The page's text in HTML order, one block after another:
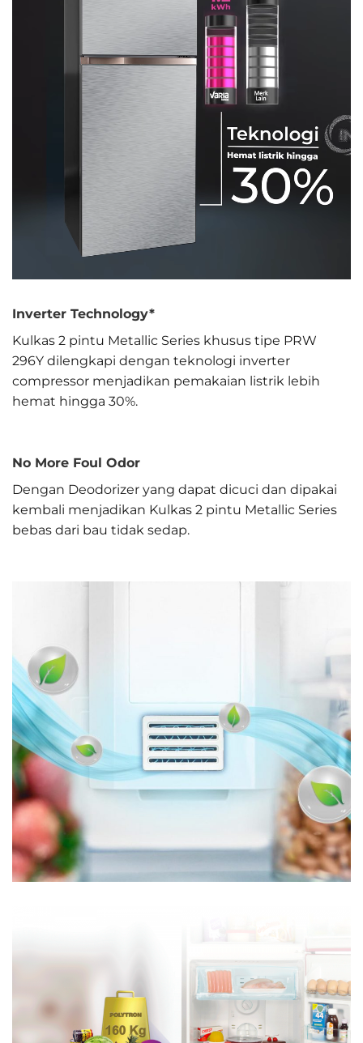
Inverter Technology*
Kulkas 2 pintu Metallic Series khusus tipe PRW
296Y dilengkapi dengan teknologi inverter
compressor menjadikan pemakaian listrik lebih
hemat hingga 30%.
No More Foul Odor
Dengan Deodorizer yang dapat dicuci dan dipakai
kembali menjadikan Kulkas 2 pintu Metallic Series
bebas dari bau tidak sedap.